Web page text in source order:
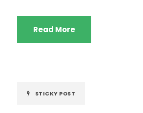
Read More
STICKY POST